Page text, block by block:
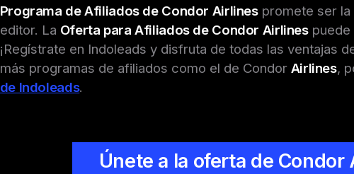
Programa de Afiliados de Condor Airlinespromete ser la
editor. La Oferta para Afiliados de Condor Airlinespuede
¡Regístrate en Indoleads y disfruta de todas las ventajas
más programas de afiliados como el de Condor Airlines,
de Indoleads.
Únete a la oferta de Condor